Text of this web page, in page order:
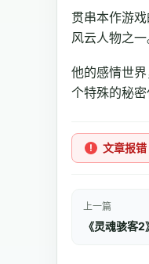
贯串本作游
风云人物之一
他的感情世
个特殊的秘
文章报错
上一篇
《灵魂骇客